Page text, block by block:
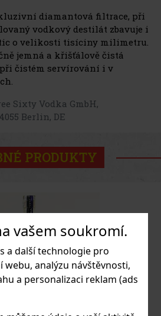
vašem soukromí.
a další technologie pro
webu, analýzu návštěvnosti,
a personalizaci reklam (ads
diamantová filtrace, při
vodkový destilát zbavuje i
o velikosti tisíciny milimetru.
jemná a křišťálově čistá
čistém servírování i v
Sixty Vodka GmbH,
Berlin, DE
PRODUKTY